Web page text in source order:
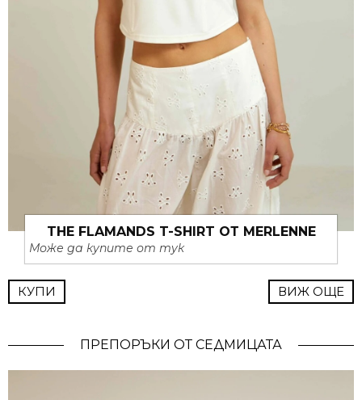
THE FLAMANDS T-SHIRT ОТ MERLENNE
Може да купите от тук
КУПИ ВИЖ ОЩЕ
ПРЕПОРЪКИ ОТ СЕДМИЦАТА